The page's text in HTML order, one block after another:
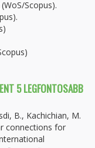
Scopus).
5 LEGFONTOSABB
B., Kachichian, M.
connections for